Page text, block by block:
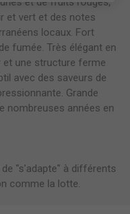
et vert et des notes
locaux. Fort
fumée. Très élégant en
et une structure ferme
avec des saveurs de
Grande
nombreuses années en
"s'adapte" à différents
comme la lotte.